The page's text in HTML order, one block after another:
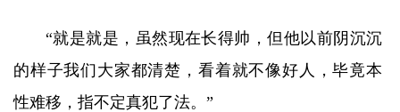
“就是就是，虽然现在长得帅，但他以前阴沉沉
的样子我们大家都清楚，看着就不像好人，毕竟本
性难移，指不定真犯了法。”